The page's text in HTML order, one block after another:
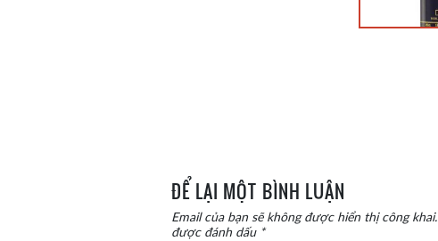
ĐỂ LẠI MỘT BÌNH LUẬN
Email của bạn sẽ không được hiển thị công khai.
được đánh dấu *